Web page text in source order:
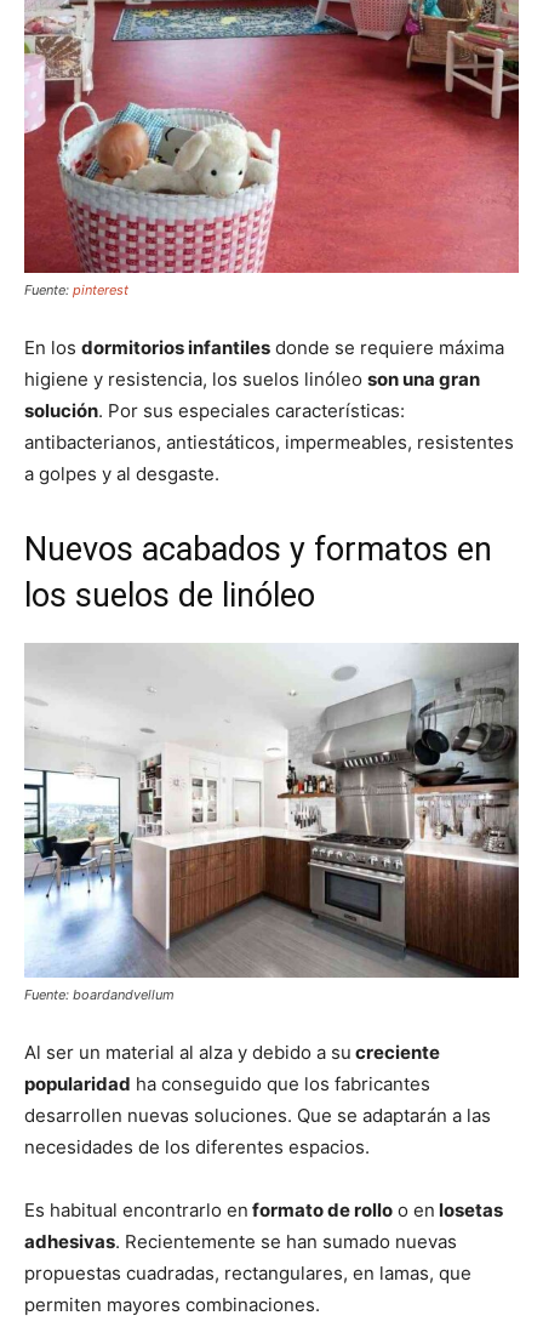
Fuente: pinterest
En los dormitorios infantiles donde se requiere máxima
higiene y resistencia, los suelos linóleo son una gran
solución. Por sus especiales características:
antibacterianos, antiestáticos, impermeables, resistentes
a golpes y al desgaste.
Nuevos acabados y formatos en
los suelos de linóleo
Fuente: boardandvellum
Al ser un material al alza y debido a su creciente
popularidad ha conseguido que los fabricantes
desarrollen nuevas soluciones. Que se adaptarán a las
necesidades de los diferentes espacios.
Es habitual encontrarlo en formato de rollo o en losetas
adhesivas. Recientemente se han sumado nuevas
propuestas cuadradas, rectangulares, en lamas, que
permiten mayores combinaciones.